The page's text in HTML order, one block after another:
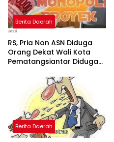
Berita Daerah
RS, Pria Non ASN Diduga
Orang Dekat Wali Kota
Pematangsiantar Diduga
Kontraktor
Berita Daerah